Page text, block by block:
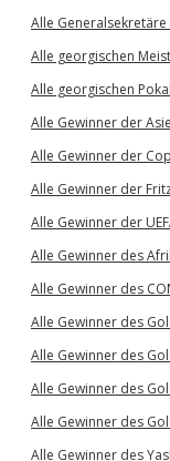
Alle Generalsekretäre
Alle georgischen
Alle georgischen
Alle Gewinner der
Alle Gewinner der
Alle Gewinner der
Alle Gewinner der
Alle Gewinner des
Alle Gewinner des
Alle Gewinner des
Alle Gewinner des
Alle Gewinner des
Alle Gewinner des
Alle Gewinner des